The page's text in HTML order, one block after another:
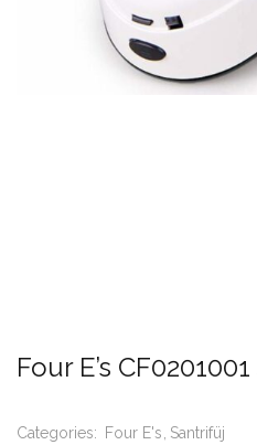
Four E’s
Categories: Four E's Santrifüj